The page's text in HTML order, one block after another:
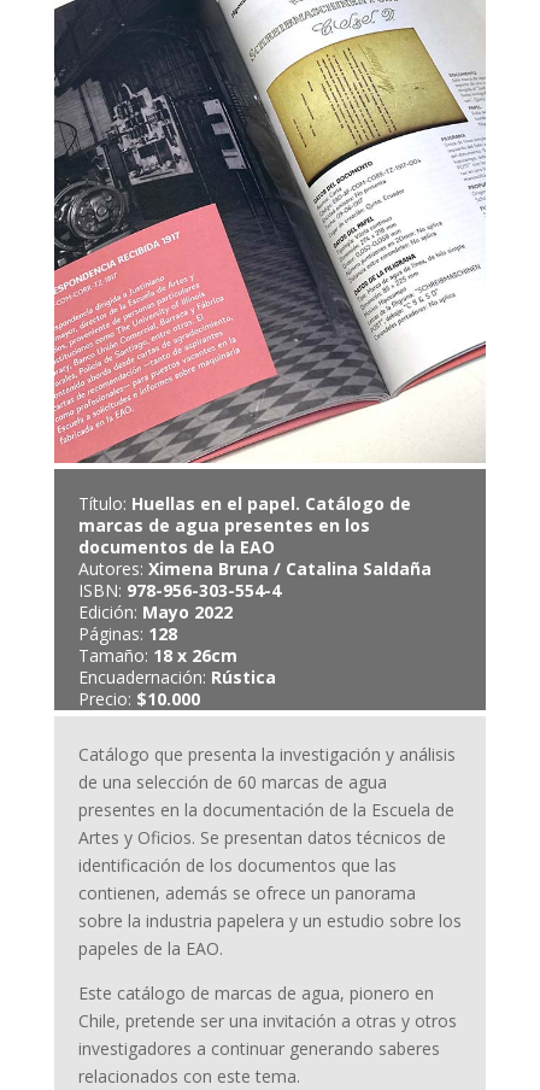
Título: Huellas en el papel. Catálogo de
marcas de agua presentes en los
documentos de la EAO
Autores: Ximena Bruna / Catalina Saldaña
ISBN: 978-956-303-554-4
Edición: Mayo 2022
Páginas: 128
Tamaño: 18 x 26cm
Encuadernación: Rústica
Precio: $10.000
Catálogo que presenta la investigación y análisis
de una selección de 60 marcas de agua
presentes en la documentación de la Escuela de
Artes y Oficios. Se presentan datos técnicos de
identificación de los documentos que las
contienen, además se ofrece un panorama
sobre la industria papelera y un estudio sobre los
papeles de la EAO.
Este catálogo de marcas de agua, pionero en
Chile, pretende ser una invitación a otras y otros
investigadores a continuar generando saberes
relacionados con este tema.